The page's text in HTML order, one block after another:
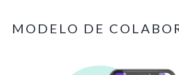
MODELO DE